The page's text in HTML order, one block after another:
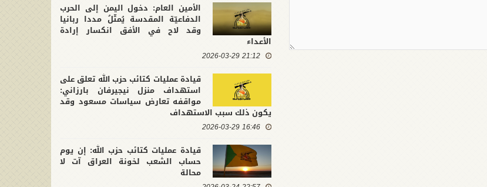
الأمين العام: دخول اليمن إلى الحرب
الدفاعيّة المقدسة يُمثّلُ مددا ربانيا
وقد لاح في الأفق انكسار إرادة
الأعداء
21:12 2026-03-29
قيادة عمليات كتائب حزب الله تعلق على
استهداف منزل نيجيرفان بارزاني:
مواقفه تعارض سياسات مسعود وقد
يكون ذلك سبب الاستهداف
16:46 2026-03-29
قيادة عمليات كتائب حزب الله: إن يوم
حساب الشعب لخونة العراق آت لا
محالة